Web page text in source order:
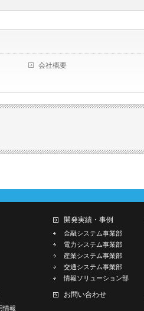
会社概要
開発実績・事例
金融システム事業部
電力システム事業部
産業システム事業部
交通システム事業部
情報ソリューション部
情報
お問い合わせ